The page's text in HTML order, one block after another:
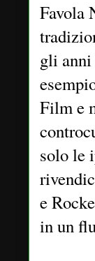
Favola
gli
Film e
solo le
e
in un